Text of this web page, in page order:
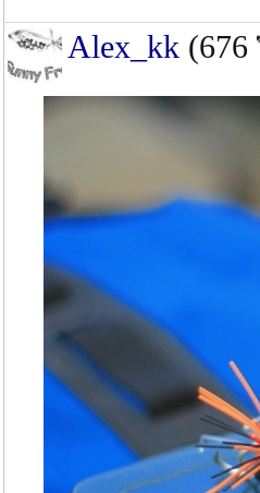
Alex_kk (676